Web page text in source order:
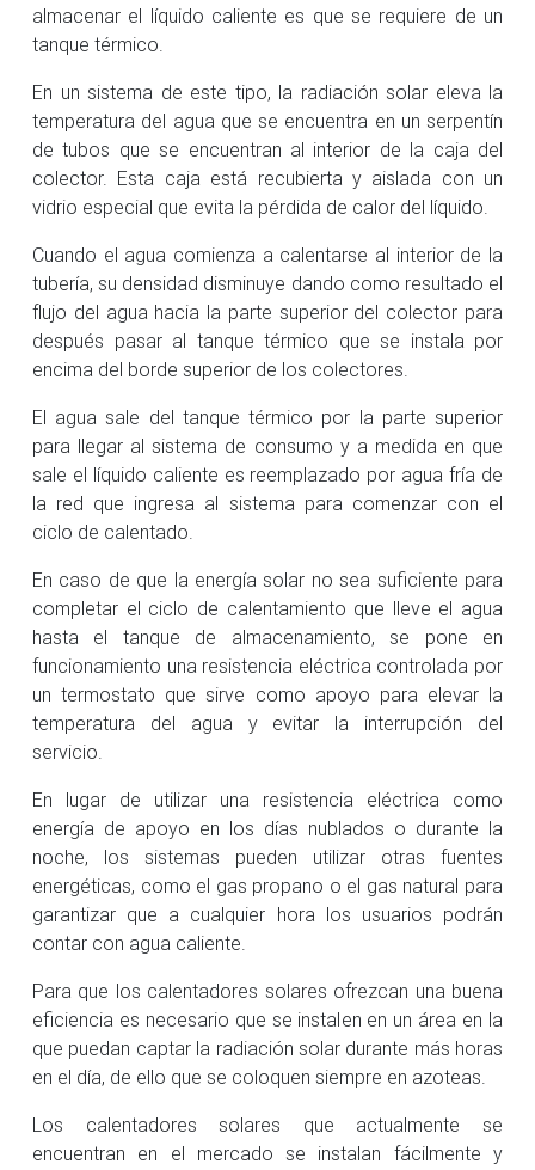
almacenar el líquido caliente es que se requiere de un
tanque térmico.
En un sistema de este tipo, la radiación solar eleva la
temperatura del agua que se encuentra en un serpentín
de tubos que se encuentran al interior de la caja del
colector. Esta caja está recubierta y aislada con un
vidrio especial que evita la pérdida de calor del líquido.
Cuando el agua comienza a calentarse al interior de la
tubería, su densidad disminuye dando como resultado el
flujo del agua hacia la parte superior del colector para
después pasar al tanque térmico que se instala por
encima del borde superior de los colectores.
El agua sale del tanque térmico por la parte superior
para llegar al sistema de consumo y a medida en que
sale el líquido caliente es reemplazado por agua fría de
la red que ingresa al sistema para comenzar con el
ciclo de calentado.
En caso de que la energía solar no sea suficiente para
completar el ciclo de calentamiento que lleve el agua
hasta el tanque de almacenamiento, se pone en
funcionamiento una resistencia eléctrica controlada por
un termostato que sirve como apoyo para elevar la
temperatura del agua y evitar la interrupción del
servicio.
En lugar de utilizar una resistencia eléctrica como
energía de apoyo en los días nublados o durante la
noche, los sistemas pueden utilizar otras fuentes
energéticas, como el gas propano o el gas natural para
garantizar que a cualquier hora los usuarios podrán
contar con agua caliente.
Para que los calentadores solares ofrezcan una buena
eficiencia es necesario que se instalen en un área en la
que puedan captar la radiación solar durante más horas
en el día, de ello que se coloquen siempre en azoteas.
Los calentadores solares que actualmente se
encuentran en el mercado se instalan fácilmente y